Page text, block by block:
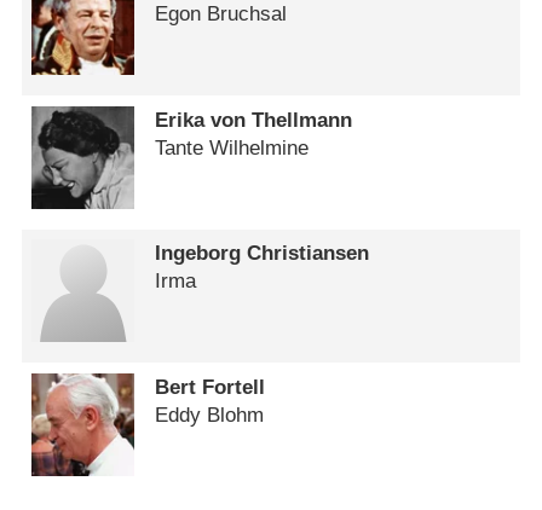
Egon Bruchsal
Erika von Thellmann
Tante Wilhelmine
Ingeborg Christiansen
Irma
Bert Fortell
Eddy Blohm